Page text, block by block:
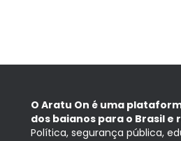
O Aratu On é uma
dos baianos para o Brasil e
Política, segurança pública,